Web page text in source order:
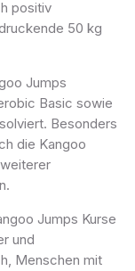
positiv
50 kg
Jumps
Basic sowie
Besonders
die Kangoo
Jumps Kurse
und
Menschen mit